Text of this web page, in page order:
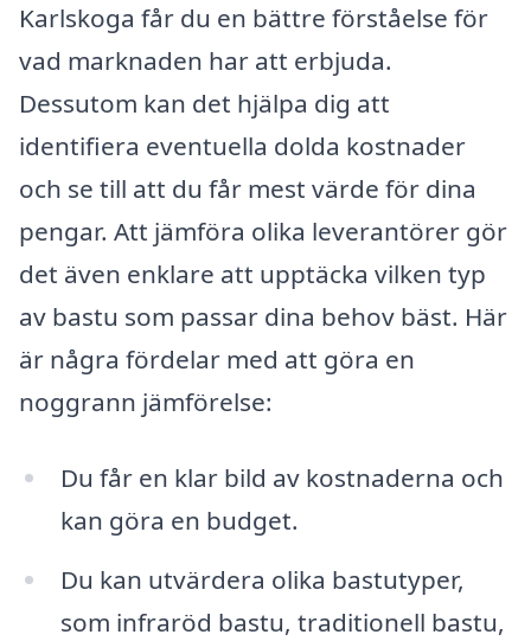
Karlskoga får du en bättre förståelse för
vad marknaden har att erbjuda.
Dessutom kan det hjälpa dig att
identifiera eventuella dolda kostnader
och se till att du får mest värde för dina
pengar. Att jämföra olika leverantörer gör
det även enklare att upptäcka vilken typ
av bastu som passar dina behov bäst. Här
är några fördelar med att göra en
noggrann jämförelse:
Du får en klar bild av kostnaderna och
kan göra en budget.
Du kan utvärdera olika bastutyper,
som infraröd bastu, traditionell bastu,